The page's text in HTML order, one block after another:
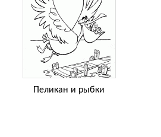
Пеликан и рыбки